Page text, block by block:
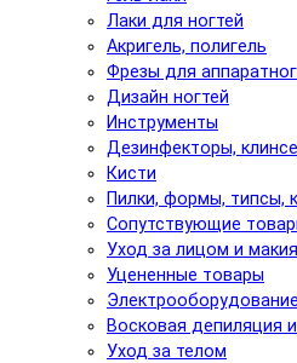
Лаки для ногтей
Акригель, полигель
Фрезы для
Дизайн ногтей
Инструменты
Дезинфекторы,
Кисти
Пилки, формы, типсы,
Сопутствующие
Уход за лицом и
Уцененные товары
Электрооборудование
Восковая депиляция
Уход за телом